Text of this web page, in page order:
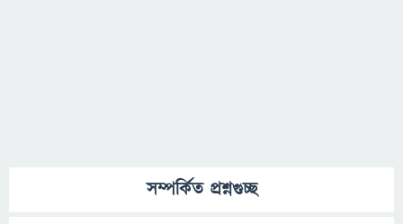
সম্পর্কিত প্রশ্নগুচ্ছ